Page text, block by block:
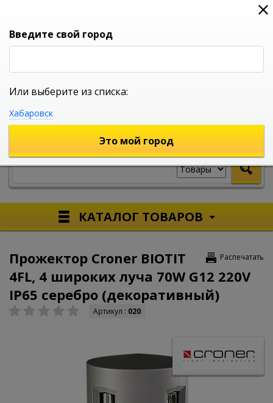
0
УНИВЕРСАЛЬНЫЙ ИНТЕРНЕТ МАГАЗИН
КАТАЛОГ ТОВАРОВ
Распечатать
Прожектор Croner BIOTIT
4FL, 4 широких луча 70W G12 220V
IP65 серебро (декоративный)
Артикул : 020
Введите свой город
Или выберите из списка:
Хабаровск
Это мой город